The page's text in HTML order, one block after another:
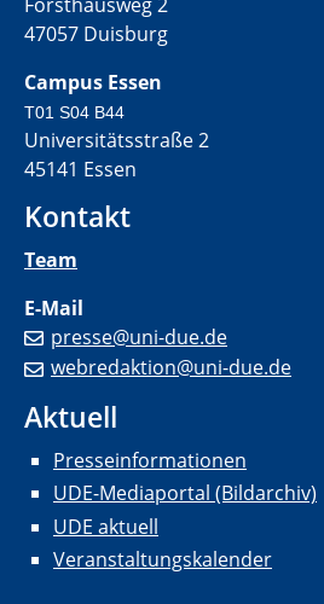
47057 Duisburg
Campus Essen
T01 S04 B44
Universitätsstraße 2
45141 Essen
Kontakt
Team
E-Mail
presse@uni-due.de
webredaktion@uni-due.de
Aktuell
Presseinformationen
UDE-Mediaportal (Bildarchiv)
UDE aktuell
Veranstaltungskalender